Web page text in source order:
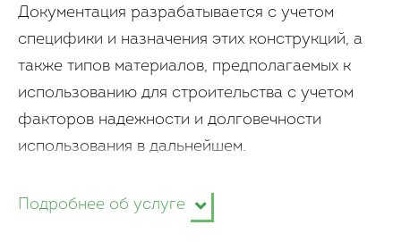
Документация разрабатывается с учетом
специфики и назначения этих конструкций, а
также типов материалов, предполагаемых к
использованию для строительства с учетом
факторов надежности и долговечности
использования в дальнейшем.
Подробнее об услуге